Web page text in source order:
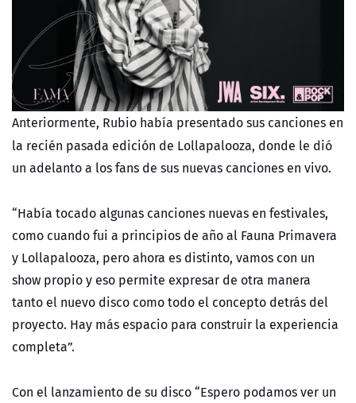
Anteriormente, Rubio había presentado sus canciones en
la recién pasada edición de Lollapalooza, donde le dió
un adelanto a los fans de sus nuevas canciones en vivo.
“Había tocado algunas canciones nuevas en festivales,
como cuando fui a principios de año al Fauna Primavera
y Lollapalooza, pero ahora es distinto, vamos con un
show propio y eso permite expresar de otra manera
tanto el nuevo disco como todo el concepto detrás del
proyecto. Hay más espacio para construir la experiencia
completa”.
Con el lanzamiento de su disco “Espero podamos ver un